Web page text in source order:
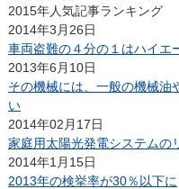
2015年人気記事ランキング
2014年3月26日
車両盗難の４分の１はハイエ
2013年6月10日
その機械には、一般の機械油
い
2014年02月17日
家庭用太陽光発電システムの
2014年1月15日
2013年の検挙率が30％以下に